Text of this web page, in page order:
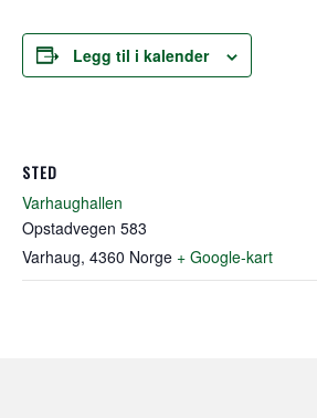
Legg til i kalender
STED
Varhaughallen
Opstadvegen 583
Varhaug, 4360 Norge + Google-kart